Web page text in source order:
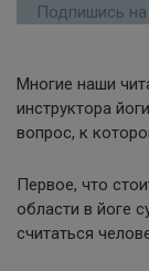
Подпишись на
Многие наши
инструктора
вопрос, к
Первое, что
области в йоге
считаться